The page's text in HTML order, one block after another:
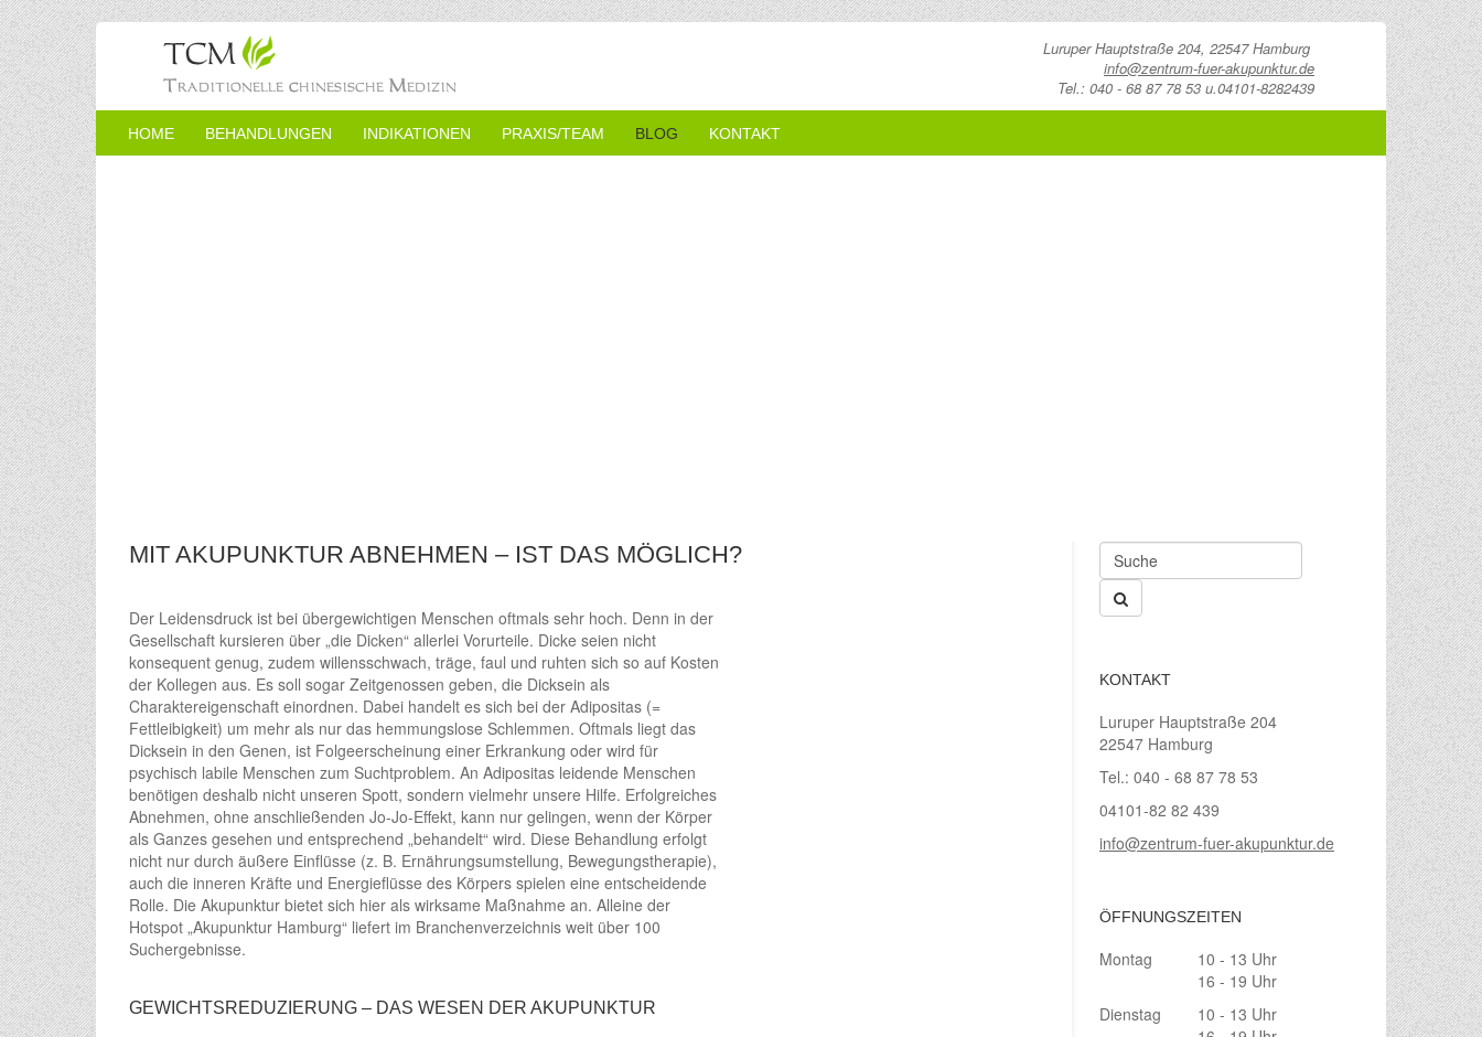
Luruper Hauptstraße 204, 22547 Hamburg
info@zentrum-fuer-akupunktur.de
Tel.: 040 - 68 87 78 53 u.04101-8282439
HOME BEHANDLUNGEN INDIKATIONEN PRAXIS/TEAM BLOG KONTAKT
MIT AKUPUNKTUR ABNEHMEN – IST DAS MÖGLICH?
Der Leidensdruck ist bei übergewichtigen Menschen oftmals sehr hoch. Denn in der
Gesellschaft kursieren über „die Dicken“ allerlei Vorurteile. Dicke seien nicht
konsequent genug, zudem willensschwach, träge, faul und ruhten sich so auf Kosten
der Kollegen aus. Es soll sogar Zeitgenossen geben, die Dicksein als
Charaktereigenschaft einordnen. Dabei handelt es sich bei der Adipositas (=
Fettleibigkeit) um mehr als nur das hemmungslose Schlemmen. Oftmals liegt das
Dicksein in den Genen, ist Folgeerscheinung einer Erkrankung oder wird für
psychisch labile Menschen zum Suchtproblem. An Adipositas leidende Menschen
benötigen deshalb nicht unseren Spott, sondern vielmehr unsere Hilfe. Erfolgreiches
Abnehmen, ohne anschließenden Jo-Jo-Effekt, kann nur gelingen, wenn der Körper
als Ganzes gesehen und entsprechend „behandelt“ wird. Diese Behandlung erfolgt
nicht nur durch äußere Einflüsse (z. B. Ernährungsumstellung, Bewegungstherapie),
auch die inneren Kräfte und Energieflüsse des Körpers spielen eine entscheidende
Rolle. Die Akupunktur bietet sich hier als wirksame Maßnahme an. Alleine der
Hotspot „Akupunktur Hamburg“ liefert im Branchenverzeichnis weit über 100
Suchergebnisse.
GEWICHTSREDUZIERUNG – DAS WESEN DER AKUPUNKTUR
KONTAKT
Luruper Hauptstraße 204
22547 Hamburg
Tel.: 040 - 68 87 78 53
04101-82 82 439
info@zentrum-fuer-akupunktur.de
ÖFFNUNGSZEITEN
Montag
10 - 13 Uhr
16 - 19 Uhr
Dienstag
10 - 13 Uhr